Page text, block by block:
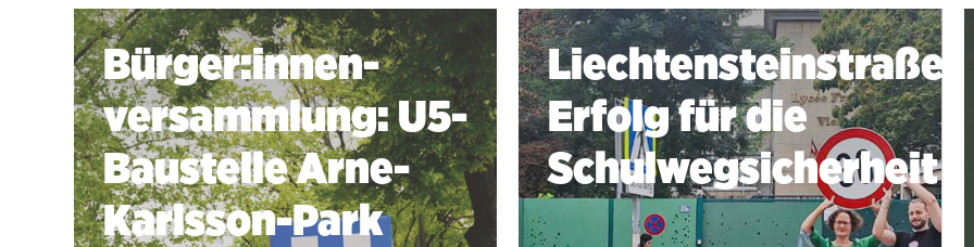
Bürger:innen­
versammlung: U5-
Baustelle Arne-
Karlsson-Park
Liechtensteinstraße:
Erfolg für die
Schulwegsicherheit